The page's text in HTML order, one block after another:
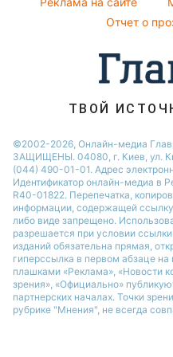
Настя Каменских
Пылевая буря
Отчет о
ТВОЙ
©2002-2026, Онлайн-медиа
ЗАЩИЩЕНЫ. 04080, г. Киев, ул.
(044) 490-01-01. Адрес
Идентификатор онлайн-медиа в
R40-01822. Перепечатка,
информации, содержащей
либо виде запрещено.
разрешается при условии
изданий обязательна прямая,
гиперссылка в первом абзаце
плашками «Реклама», «Новости
зрения», «Официально»
партнерских началах. Точки
рубрике "Мнения", не всегда